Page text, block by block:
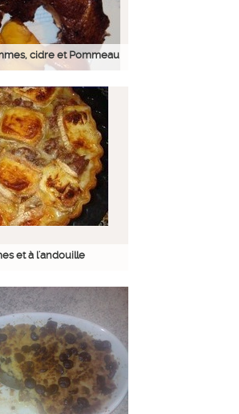
cidre et Pommeau
et à l'andouille